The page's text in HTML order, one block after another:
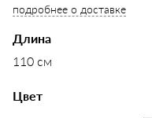
подробнее о доставке
Длина
110 см
Цвет